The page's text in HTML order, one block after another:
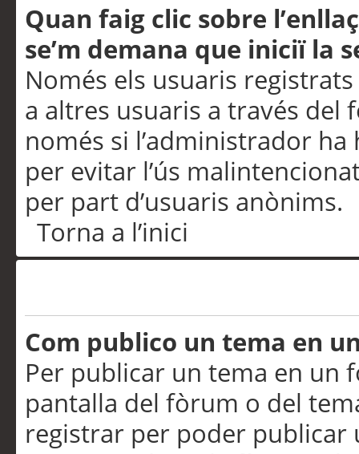
Quan faig clic sobre
se’m demana que iniciï la
Només els usuaris
a altres usuaris a través
només si l’administrador
per evitar l’ús
per part d’usuaris anònims.
Torna a l’inici
Com publico un tema en
Per publicar un tema en un
pantalla del fòrum o del
registrar per poder publicar